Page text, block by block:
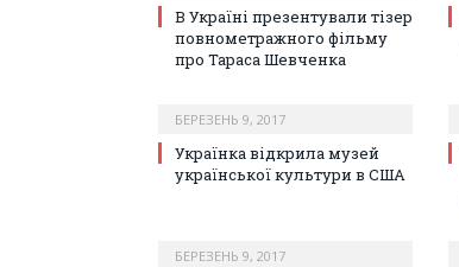
В Україні презентували тізер
повнометражного фільму
про Тараса Шевченка
БЕРЕЗЕНЬ 9, 2017
Українка відкрила музей
української культури в США
БЕРЕЗЕНЬ 9, 2017